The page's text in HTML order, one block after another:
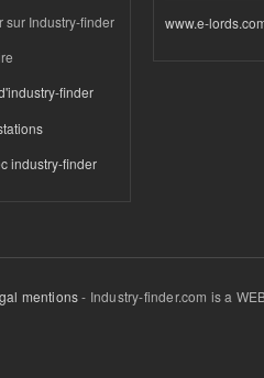
sur Industry-finder
finder
industry-finder
www.e-
mentions- Industry-finder.com is a